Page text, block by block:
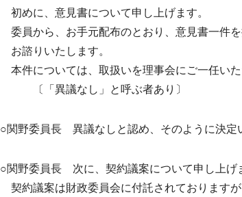
初めに、意見書について申し上げます。
委員から、お手元配布のとおり、意見書一件を
お諮りいたします。
本件については、取扱いを理事会にご一任い
〔「異議なし」と呼ぶ者あり〕
○関野委員長 異議なしと認め、そのように決定
○関野委員長 次に、契約議案について申し上げ
契約議案は財政委員会に付託されております